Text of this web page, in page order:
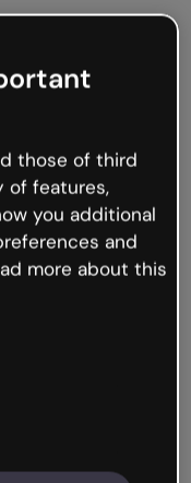
fácil de
magia.
y transiciones
para
those of third
of features,
you additional
and
more about this